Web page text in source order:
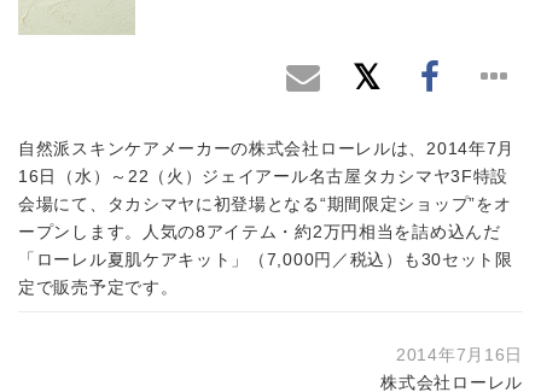
自然派スキンケアメーカーの株式会社ローレルは、2014年7月
16日（水）～22（火）ジェイアール名古屋タカシマヤ3F特設
会場にて、タカシマヤに初登場となる“期間限定ショップ”をオ
ープンします。人気の8アイテム・約2万円相当を詰め込んだ
「ローレル夏肌ケアキット」（7,000円／税込）も30セット限
定で販売予定です。
2014年7月16日
株式会社ローレル